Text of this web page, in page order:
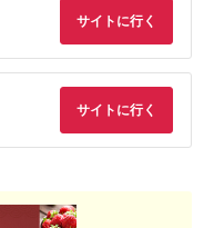
サイトに行く
サイトに行く